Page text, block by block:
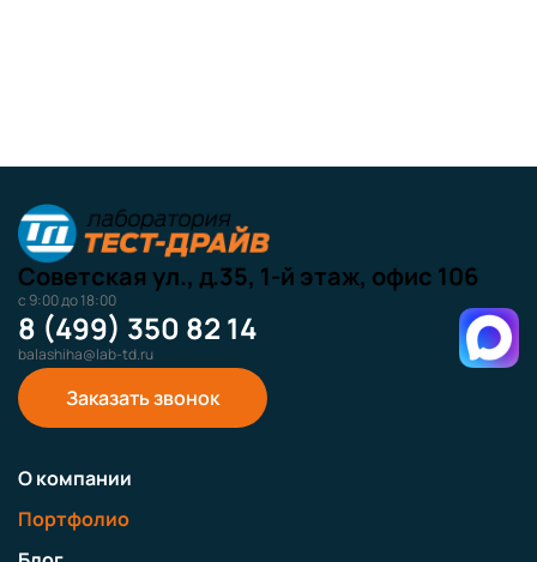
Советская ул., д.35, 1-й этаж, офис 106
с 9:00 до 18:00
8 (499) 350 82 14
balashiha@lab-td.ru
Заказать звонок
О компании
Портфолио